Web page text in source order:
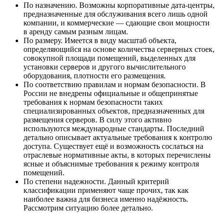
По назначению. Возможны корпоративные дата-центры,
предназначенные для обслуживания всего лишь одной
компании, и коммерческие — сдающие свои мощности
в аренду самым разным лицам.
По размеру. Имеется в виду масштаб объекта,
определяющийся на основе количества серверных стоек,
совокупной площади помещений, выделенных для
установки серверов и другого вычислительного
оборудования, плотности его размещения.
По соответствию правилам и нормам безопасности. В
России не внедрены официальные и общепринятые
требования к нормам безопасности таких
специализированных объектов, предназначенных для
размещения серверов. В силу этого активно
используются международные стандарты. Последний
детально описывает актуальные требования к контролю
доступа. Существует ещё и возможность сослаться на
отраслевые нормативные акты, в которых перечислены
ясные и объяснимые требования к режиму контроля
помещений.
По степени надежности. Данный критерий
классификации применяют чаще прочих, так как
наиболее важна для бизнеса именно надёжность.
Рассмотрим ситуацию более детально.